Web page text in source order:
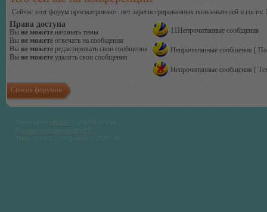
Сейчас этот форум просматривают: нет зарегистрированных пользователей и гости:
Права доступа
Вы не можете начинать темы
Вы не можете отвечать на сообщения
Вы не можете редактировать свои сообщения
Вы не можете удалять свои сообщения
11Непрочитанные сообщения
Непрочитанные сообщения [
Непрочитанные сообщения [
Список форумов
Time : 0.063s | 19 Queries | GZIP : On